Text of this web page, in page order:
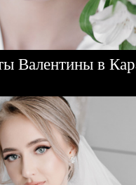
Валентины в